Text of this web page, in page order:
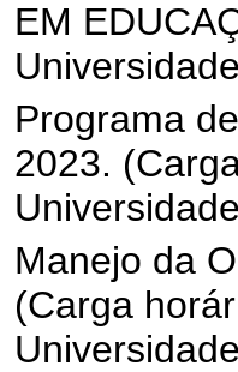
EM
Programa
2023.
Manejo da
(Carga